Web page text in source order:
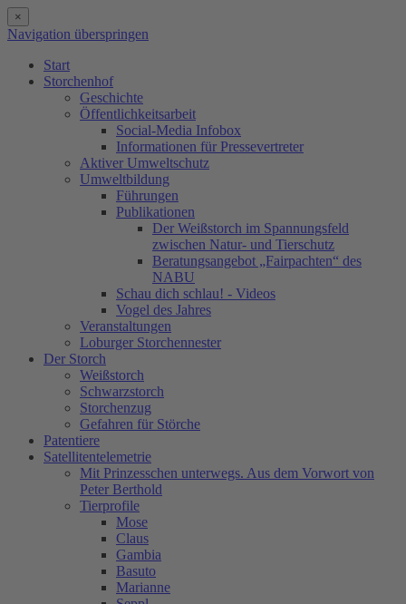
×
Navigation überspringen
Start
Storchenhof
Geschichte
Öffentlichkeitsarbeit
Social-Media Infobox
Informationen für Pressevertreter
Aktiver Umweltschutz
Umweltbildung
Führungen
Publikationen
Der Weißstorch im Spannungsfeld
zwischen Natur- und Tierschutz
Beratungsangebot „Fairpachten“ des
NABU
Schau dich schlau! - Videos
Vogel des Jahres
Veranstaltungen
Loburger Storchennester
Der Storch
Weißstorch
Schwarzstorch
Storchenzug
Gefahren für Störche
Patentiere
Satellitentelemetrie
Mit Prinzesschen unterwegs. Aus dem Vorwort von
Peter Berthold
Tierprofile
Mose
Claus
Gambia
Basuto
Marianne